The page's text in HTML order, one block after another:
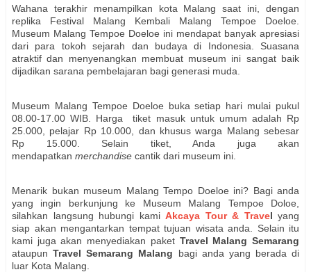
Wahana terakhir menampilkan kota Malang saat ini, dengan
replika Festival Malang Kembali Malang Tempoe Doeloe.
Museum Malang Tempoe Doeloe ini mendapat banyak apresiasi
dari para tokoh sejarah dan budaya di Indonesia. Suasana
atraktif dan menyenangkan membuat museum ini sangat baik
dijadikan sarana pembelajaran bagi generasi muda.
Museum Malang Tempoe Doeloe buka setiap hari mulai pukul
08.00-17.00 WIB. Harga tiket masuk untuk umum adalah Rp
25.000, pelajar Rp 10.000, dan khusus warga Malang sebesar
Rp 15.000. Selain tiket, Anda juga akan
mendapatkan merchandise cantik dari museum ini.
Menarik bukan museum Malang Tempo Doeloe ini? Bagi anda
yang ingin berkunjung ke Museum Malang Tempoe Doloe,
silahkan langsung hubungi kami Akcaya Tour & Travel yang
siap akan mengantarkan tempat tujuan wisata anda. Selain itu
kami juga akan menyediakan paket Travel Malang Semarang
ataupunTravel Semarang Malang
bagi anda yang berada di
luar Kota Malang.